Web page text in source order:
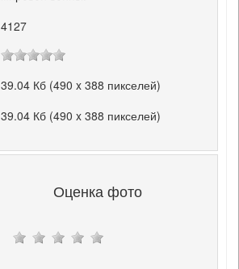
4127
39.04 Кб (490 x 388 пикселей)
39.04 Кб (490 x 388 пикселей)
Оценка фото